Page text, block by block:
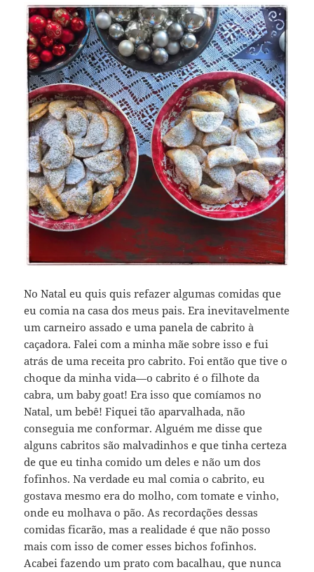
No Natal eu quis quis refazer algumas comidas que
eu comia na casa dos meus pais. Era inevitavelmente
um carneiro assado e uma panela de cabrito à
caçadora. Falei com a minha mãe sobre isso e fui
atrás de uma receita pro cabrito. Foi então que tive o
choque da minha vida—o cabrito é o filhote da
cabra, um baby goat! Era isso que comíamos no
Natal, um bebê! Fiquei tão aparvalhada, não
conseguia me conformar. Alguém me disse que
alguns cabritos são malvadinhos e que tinha certeza
de que eu tinha comido um deles e não um dos
fofinhos. Na verdade eu mal comia o cabrito, eu
gostava mesmo era do molho, com tomate e vinho,
onde eu molhava o pão. As recordações dessas
comidas ficarão, mas a realidade é que não posso
mais com isso de comer esses bichos fofinhos.
Acabei fazendo um prato com bacalhau, que nunca